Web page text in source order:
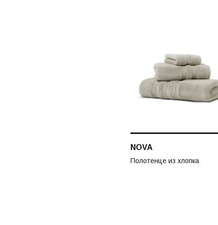
NOVA
Полотенце из хлопка